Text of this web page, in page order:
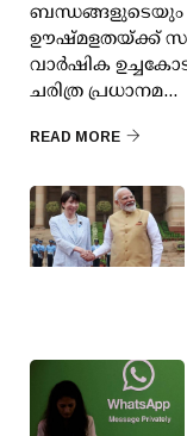
ബന്ധങ്ങളുടെയും
ഊഷ്മളതയ്ക്ക്
വാര്‍ഷിക
ചരിത്ര പ്രധാനമ...
READ MORE